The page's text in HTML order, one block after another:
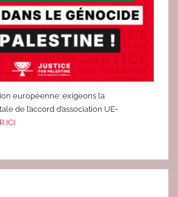
européenne: exigeons la
de l’accord d’association UE-
ICI